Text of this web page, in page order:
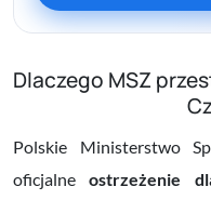
Dlaczego MSZ
Polskie Ministerstwo
oficjalneostrzeżenie